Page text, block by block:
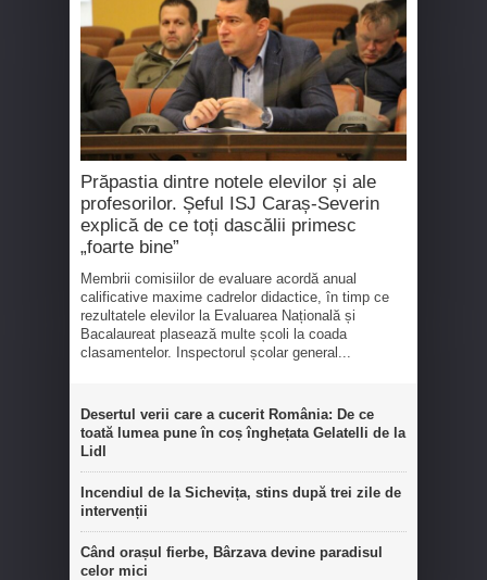
Prăpastia dintre notele elevilor și ale
profesorilor. Șeful ISJ Caraș-Severin
explică de ce toți dascălii primesc
„foarte bine”
Membrii comisiilor de evaluare acordă anual
calificative maxime cadrelor didactice, în timp ce
rezultatele elevilor la Evaluarea Națională și
Bacalaureat plasează multe școli la coada
clasamentelor. Inspectorul școlar general...
Desertul verii care a cucerit România: De ce
toată lumea pune în coș înghețata Gelatelli de la
Lidl
Incendiul de la Sichevița, stins după trei zile de
intervenții
Când orașul fierbe, Bârzava devine paradisul
celor mici